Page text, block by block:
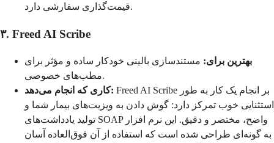
قیمت‌گذاری سفارشی دارد.
۳. Freed AI Scribe
بهترین برای: مستندسازی بالینی خودکار ساده و مؤثر برای
مطب‌های خصوصی.
کاری که انجام می‌دهد: Freed AI Scribe بر انجام یک کار به طور
استثنایی خوب تمرکز دارد: گوش دادن به ویزیت‌های بیمار شما و
تولید یادداشت‌های SOAP واضح، مختصر و دقیق. این نرم افزار
به گونه‌ای طراحی شده است که استفاده از آن فوق‌العاده آسان